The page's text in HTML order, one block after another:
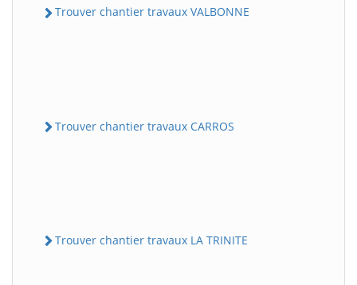
Trouver chantier travaux VALBONNE
Trouver chantier travaux CARROS
Trouver chantier travaux LA TRINITE